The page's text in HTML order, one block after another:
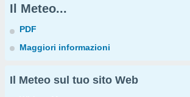
Il Meteo...
PDF
Maggiori informazioni
Il Meteo sul tuo sito Web